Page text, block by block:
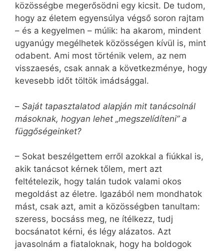
közösségbe megerősödni egy kicsit. De tudom,
hogy az életem egyensúlya végső soron rajtam
– és a kegyelmen – múlik: ha akarom, mindent
ugyanúgy megélhetek közösségen kívül is, mint
odabent. Ami most történik velem, az nem
visszaesés, csak annak a következménye, hogy
kevesebb időt töltök imádsággal.
– Saját tapasztalatod alapján mit tanácsolnál
másoknak, hogyan lehet „megszelídíteni” a
függőségeinket?
– Sokat beszélgettem erről azokkal a fiúkkal is,
akik tanácsot kérnek tőlem, mert azt
feltételezik, hogy talán tudok valami okos
megoldást az életre. Igazából nem mondhatok
mást, csak azt, amit a közösségben tanultam:
szeress, bocsáss meg, ne ítélkezz, tudj
bocsánatot kérni, és légy alázatos. Azt
javasolnám a fiataloknak, hogy ha boldogok